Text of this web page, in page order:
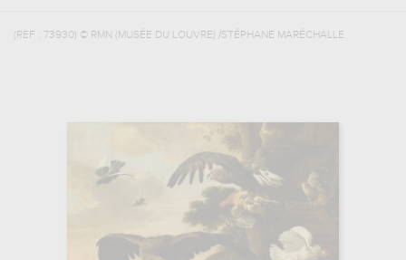
(REF : 73930) © RMN (MUSÉE DU LOUVRE) /STÉPHANE MARÉCHALLE